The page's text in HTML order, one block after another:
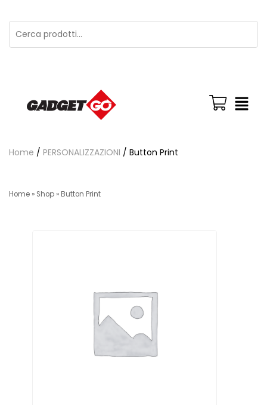
Home / PERSONALIZZAZIONI / Button Print
Home » Shop » Button Print